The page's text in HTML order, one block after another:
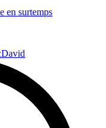
en surtemps